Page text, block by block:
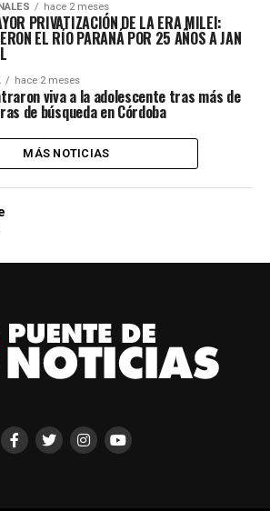
hace 2 meses
PRIVATIZACIÓN DE LA ERA MILEI:
EL RÍO PARANÁ POR 25 AÑOS A JAN
hace 2 meses
viva a la adolescente tras más de
de búsqueda en Córdoba
MÁS NOTICIAS